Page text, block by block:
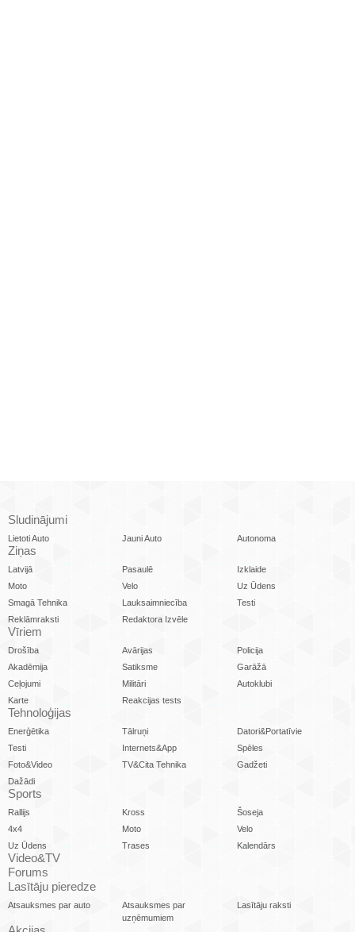
Sludinājumi
Lietoti Auto Jauni Auto Autonoma
Ziņas
Latvijā Pasaulē
Izklaide
Moto
Velo
Uz Ūdens
Smagā Tehnika
Lauksaimniecība
Testi
Reklāmraksti
Redaktora Izvēle
Vīriem
Drošība Avārijas
Policija
Akadēmija
Satiksme
Garāžā
Ceļojumi
Militāri
Autoklubi
Karte
Reakcijas tests
Tehnoloģijas
Enerģētika Tālruņi
Datori&Portatīvie
Testi
Internets&App
Spēles
Foto&Video
TV&Cita Tehnika
Gadžeti
Dažādi
Sports
Rallijs Kross
Šoseja
4x4
Moto
Velo
Uz Ūdens
Trases Kalendārs
Video&TV
Forums
Lasītāju pieredze
Atsauksmes par auto
Atsauksmes par
uzņēmumiem
Lasītāju raksti